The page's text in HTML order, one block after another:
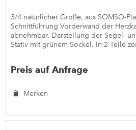
3/4 natürlicher Größe, aus SOMSO-
Schnittführung Vorderwand der
abnehmbar. Darstellung der Segel-
Stativ mit grünem Sockel. In 2 Teile
Preis auf Anfrage
Merken